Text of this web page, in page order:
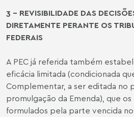
3 - REVISIBILIDADE DAS
DIRETAMENTE PERANTE OS
FEDERAIS
A PEC já referida também
eficácia limitada (condicionada
Complementar, a ser editada no
promulgação da Emenda), que
formulados pela parte vencida